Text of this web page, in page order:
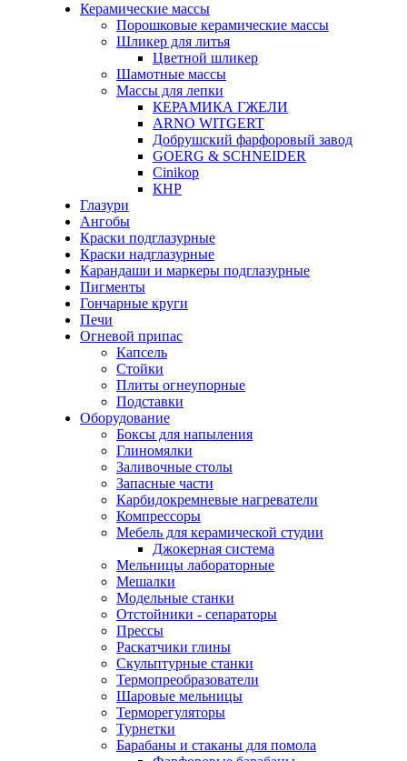
Керамические массы
Порошковые керамические массы
Шликер для литья
Цветной шликер
Шамотные массы
Массы для лепки
КЕРАМИКА ГЖЕЛИ
ARNO WITGERT
Добрушский фарфоровый завод
GOERG & SCHNEIDER
Cinikop
КНР
Глазури
Ангобы
Краски подглазурные
Краски надглазурные
Карандаши и маркеры подглазурные
Пигменты
Гончарные круги
Печи
Огневой припас
Капсель
Стойки
Плиты огнеупорные
Подставки
Оборудование
Боксы для напыления
Глиномялки
Заливочные столы
Запасные части
Карбидокремневые нагреватели
Компрессоры
Мебель для керамической студии
Джокерная система
Мельницы лабораторные
Мешалки
Модельные станки
Отстойники - сепараторы
Прессы
Раскатчики глины
Скульптурные станки
Термопреобразователи
Шаровые мельницы
Терморегуляторы
Турнетки
Барабаны и стаканы для помола